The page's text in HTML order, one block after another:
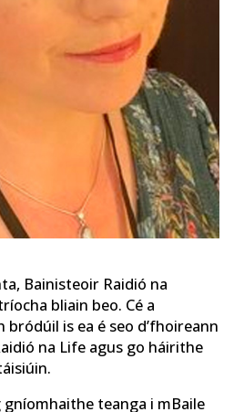
Bainisteoir Raidió na
bliain beo. Cé a
is ea é seo d’fhoireann
na Life agus go háirithe
gníomhaithe teanga i mBaile